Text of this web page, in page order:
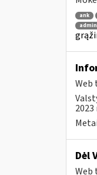
ank
Web
2023
Dėl
Web